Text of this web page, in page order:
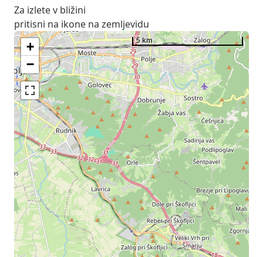
Za izlete v bližini
pritisni na ikone na zemljevidu
+
−
5 km